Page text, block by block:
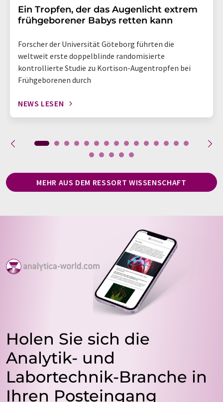
Ein Tropfen, der das Augenlicht extrem
frühgeborener Babys retten kann
Forscher der Universität Göteborg führten die
weltweit erste doppelblinde randomisierte
kontrollierte Studie zu Kortison-Augentropfen bei
Frühgeborenen durch
NEWS LESEN
MEHR AUS DEM RESSORT WISSENSCHAFT
Holen Sie sich die
Analytik- und
Labortechnik-Branche in
Ihren Posteingang